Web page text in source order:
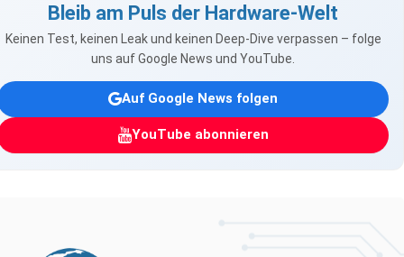
Bleib am Puls der Hardware-Welt
Keinen Test, keinen Leak und keinen Deep-Dive verpassen – folge
uns auf Google News und YouTube.
Auf Google News folgen
YouTube abonnieren